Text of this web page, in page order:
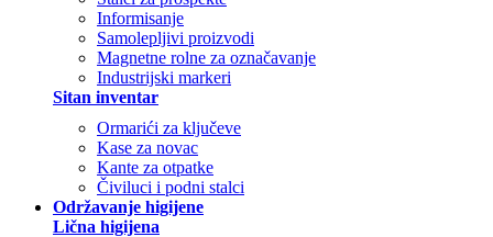
Informisanje
Samolepljivi proizvodi
Magnetne rolne za označavanje
Industrijski markeri
Sitan inventar
Ormarići za ključeve
Kase za novac
Kante za otpatke
Čiviluci i podni stalci
Održavanje higijene
Lična higijena